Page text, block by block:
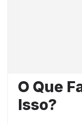
O Que
Isso?